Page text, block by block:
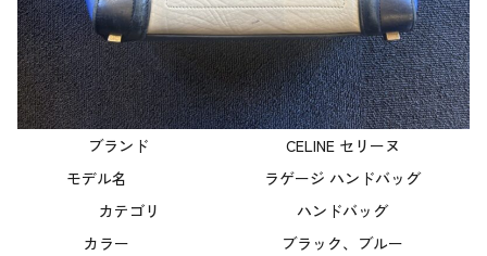
ブランド CELINE セリーヌ
モデル名 ラゲージ ハンドバッグ
カテゴリ ハンドバッグ
カラー ブラック、ブルー